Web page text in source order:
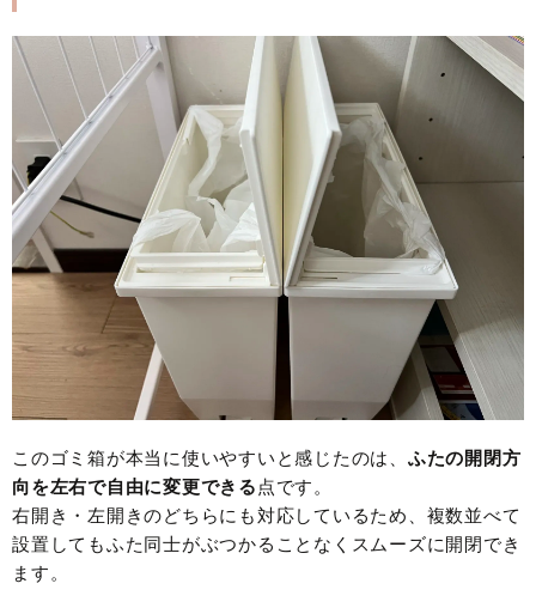
このゴミ箱が本当に使いやすいと感じたのは、 ふたの開閉方
向を左右で自由に変更できる 点です。
右開き・左開きのどちらにも対応しているため、複数並べて
設置してもふた同士がぶつかることなくスムーズに開閉でき
ます。